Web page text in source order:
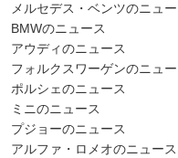
メルセデス・ベンツのニュー
BMWのニュース
アウディのニュース
フォルクスワーゲンのニュー
ポルシェのニュース
ミニのニュース
プジョーのニュース
アルファ・ロメオのニュース